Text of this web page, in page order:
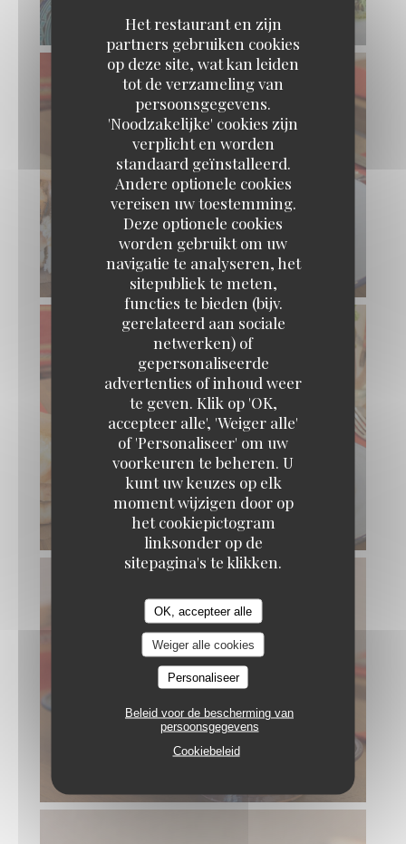
Het restaurant en zijn
partners gebruiken cookies
op deze site, wat kan leiden
tot de verzameling van
persoonsgegevens.
'Noodzakelijke' cookies zijn
verplicht en worden
standaard geïnstalleerd.
Andere optionele cookies
vereisen uw toestemming.
Deze optionele cookies
worden gebruikt om uw
navigatie te analyseren, het
sitepubliek te meten,
functies te bieden (bijv.
gerelateerd aan sociale
netwerken) of
gepersonaliseerde
advertenties of inhoud weer
te geven. Klik op 'OK,
accepteer alle', 'Weiger alle'
of 'Personaliseer' om uw
voorkeuren te beheren. U
kunt uw keuzes op elk
moment wijzigen door op
het cookiepictogram
linksonder op de
sitepagina's te klikken.
OK, accepteer alle
Weiger alle cookies
Personaliseer
Beleid voor de bescherming van
persoonsgegevens
Cookiebeleid
TAVLINE